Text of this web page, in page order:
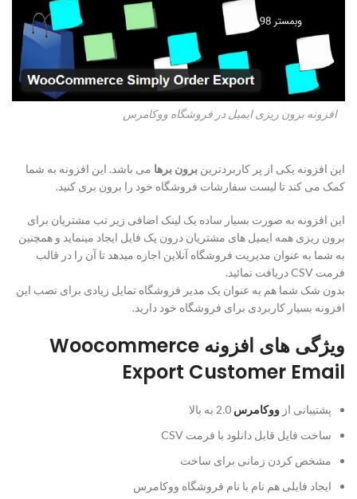
افزونه برون ریزی ایمیل در فروشگاه ووکامرس
این افزونه یکی از پر کاربردترین برون برها می باشد. این افزونه به شما
کمک می کند تا لیست سفارشات فروشگاه خود را برون بری کنید.
این افزونه به صورت بسیار ساده یک لینک اضافی زیر تب مشتریان برای
برون ریزی همه ایمیل های مشتریان درون یک فایل ایجاد مینماید و همچنین
به شما به عنوان مدیریت فروشگاه آنلاین اجازه میدهد تا آن را در قالب
فرمت CSV دریافت نمائید.
بدون شک شما هم به عنوان یک مدیر فروشگاه تمایل زیادی برای نصب این
افزونه بسیار کاربردی برای فروشگاه خود دارید.
ویژگی های افزونه Woocommerce
Export Customer Email
پشتیبانی از ووکامرس
ساخت فایل قابل دانلود با فرمت CSV
مشخص کردن زمانی برای ساخت
ایجاد فایلی هم نام با نام فروشگاه ووکامرس